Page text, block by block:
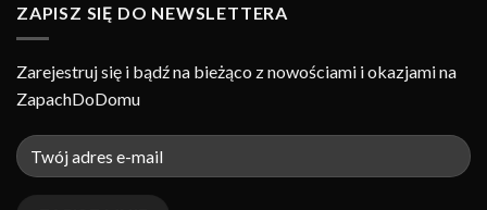
ZAPISZ SIĘ DO NEWSLETTERA
Zarejestruj się i bądź na bieżąco z nowościami i okazjami na
ZapachDoDomu